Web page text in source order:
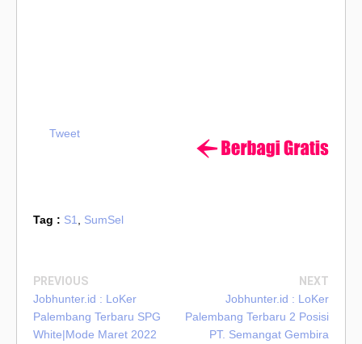
Tweet
Tag : S1 SumSel
PREVIOUS
Jobhunter.id : LoKer
Palembang Terbaru SPG
White|Mode Maret 2022
NEXT
Jobhunter.id : LoKer
Palembang Terbaru 2 Posisi
PT. Semangat Gembira